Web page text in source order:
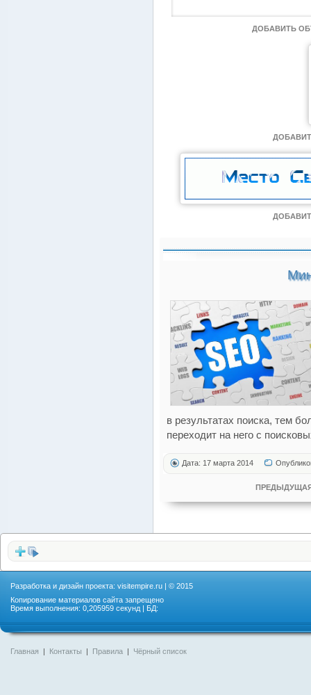
ДОБАВИТЬ
в результатах поиска, тем
переходит на него с
Дата: 17 марта 2014
Разработка и дизайн проекта: visitempire.ru | © 2015
Копирование материалов сайта запрещено
Время выполнения: 0,205959 секунд | БД:
Главная | Контакты | Правила | Чёрный список